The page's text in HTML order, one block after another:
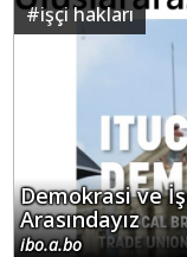
#işçi hakları
Demokrasi ve
Arasındayız
ibo.a.bo